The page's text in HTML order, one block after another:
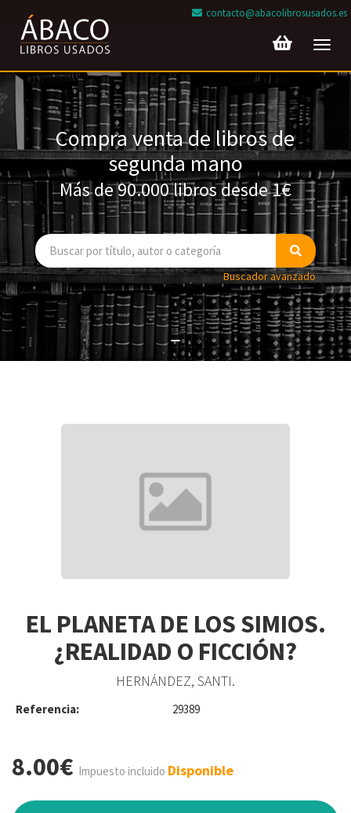
contacto@abacolibrosusados.es
Compra venta de libros de
segunda mano
Más de 90.000 libros desde 1€
Buscador avanzado
EL PLANETA DE LOS SIMIOS.
¿REALIDAD O FICCIÓN?
HERNÁNDEZ, SANTI.
Referencia: 29389
8.00€ Impuesto incluido Disponible